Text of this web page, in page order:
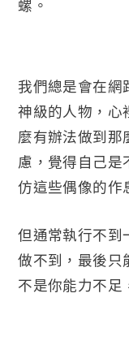
螺。
我們總是會在網
神級的人物，心
麼有辦法做到那
慮，覺得自己是
仿這些偶像的作
但通常執行不到
做不到，最後只
不是你能力不足